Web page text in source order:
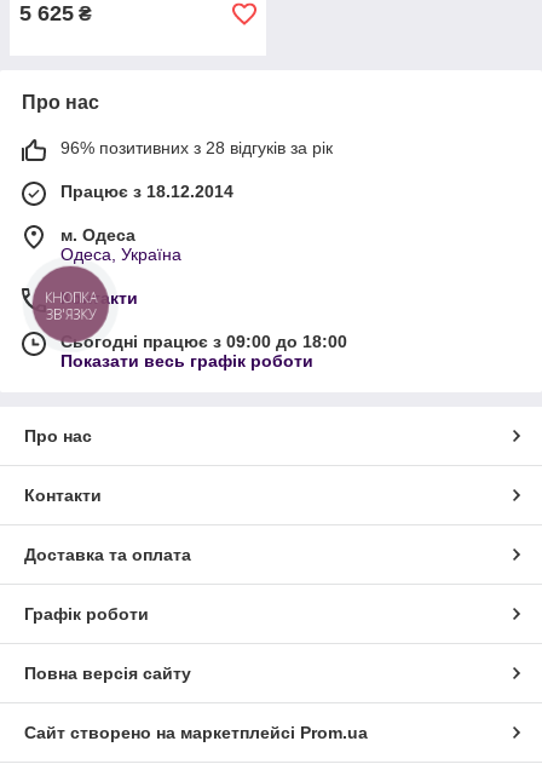
5 625 ₴
Про нас
96% позитивних з 28 відгуків за рік
Працює з 18.12.2014
м. Одеса
Одеса, Україна
Контакти
Сьогодні працює з 09:00 до 18:00
Показати весь графік роботи
Про нас
Контакти
Доставка та оплата
Графік роботи
Повна версія сайту
Сайт створено на маркетплейсі Prom.ua
КНОПКА
ЗВ'ЯЗКУ